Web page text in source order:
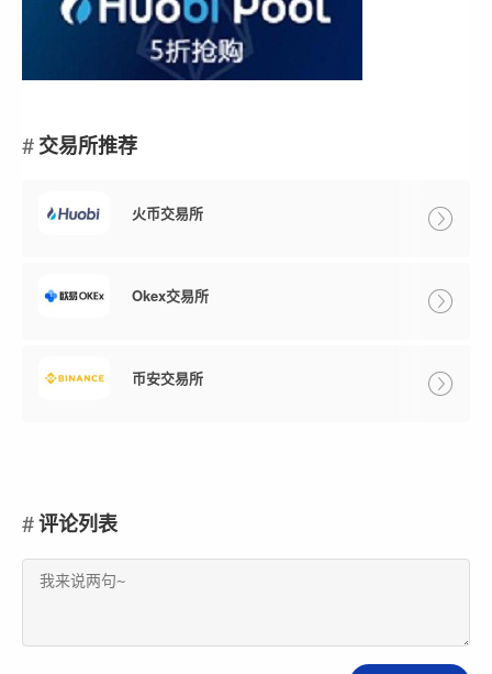
交易所推荐
火币交易所
Okex交易所
币安交易所
评论列表